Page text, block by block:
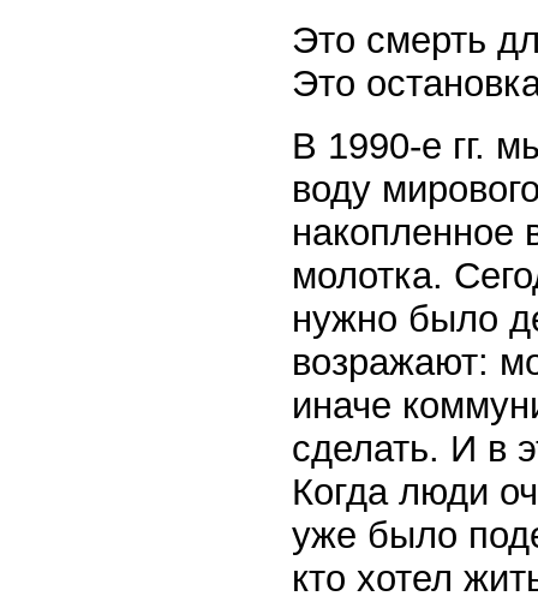
Это смерть
Это
В 1990-е гг.
воду
молотка.
нужно было
возражают:
иначе
сделать. И в
Когда люди
уже было
кто хотел